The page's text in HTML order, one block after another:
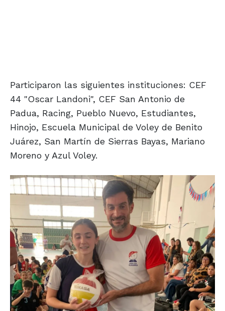
Participaron las siguientes instituciones: CEF
44 "Oscar Landoni", CEF San Antonio de
Padua, Racing, Pueblo Nuevo, Estudiantes,
Hinojo, Escuela Municipal de Voley de Benito
Juárez, San Martín de Sierras Bayas, Mariano
Moreno y Azul Voley.